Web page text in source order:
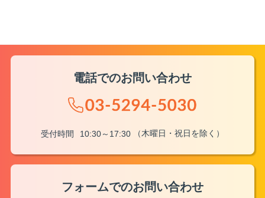
電話でのお問い合わせ
受付時間 10:30～17:30 （木曜日・祝日を除く）
フォームでのお問い合わせ